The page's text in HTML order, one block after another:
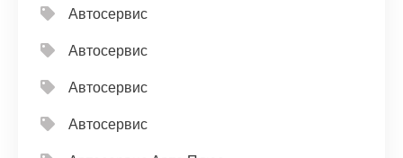
Автосервис
Автосервис
Автосервис
Автосервис